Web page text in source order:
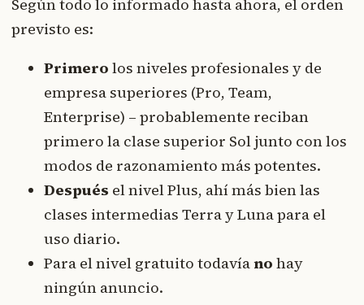
Según todo lo informado hasta ahora, el orden
previsto es:
Primero los niveles profesionales y de
empresa superiores (Pro, Team,
Enterprise) – probablemente reciban
primero la clase superior Sol junto con los
modos de razonamiento más potentes.
Después el nivel Plus, ahí más bien las
clases intermedias Terra y Luna para el
uso diario.
Para el nivel gratuito todavíano hay
ningún anuncio.